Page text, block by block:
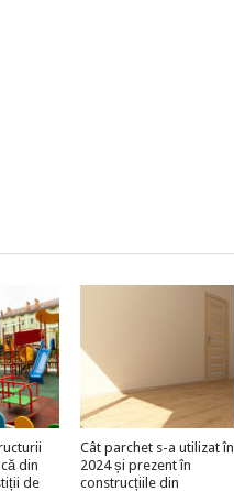
din
de
Cât parchet s-a utilizat în
2024 și prezent în
construcțiile din